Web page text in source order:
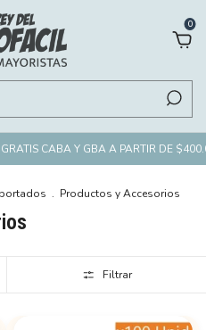
0
GBA A PARTIR DE $400.000 ★
. Productos y Accesorios
Filtrar